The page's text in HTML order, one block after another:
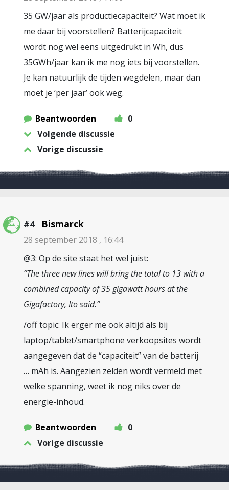
35 GW/jaar als productiecapaciteit? Wat moet ik
me daar bij voorstellen? Batterijcapaciteit
wordt nog wel eens uitgedrukt in Wh, dus
35GWh/jaar kan ik me nog iets bij voorstellen.
Je kan natuurlijk de tijden wegdelen, maar dan
moet je ‘per jaar’ ook weg.
Beantwoorden
0
Volgende discussie
Vorige discussie
#4 Bismarck
28 september 2018 , 16:44
@3: Op de site staat het wel juist:
“The three new lines will bring the total to 13 with a
combined capacity of 35 gigawatt hours at the
Gigafactory, Ito said.”
/off topic: Ik erger me ook altijd als bij
laptop/tablet/smartphone verkoopsites wordt
aangegeven dat de “capaciteit” van de batterij
… mAh is. Aangezien zelden wordt vermeld met
welke spanning, weet ik nog niks over de
energie-inhoud.
Beantwoorden
0
Vorige discussie